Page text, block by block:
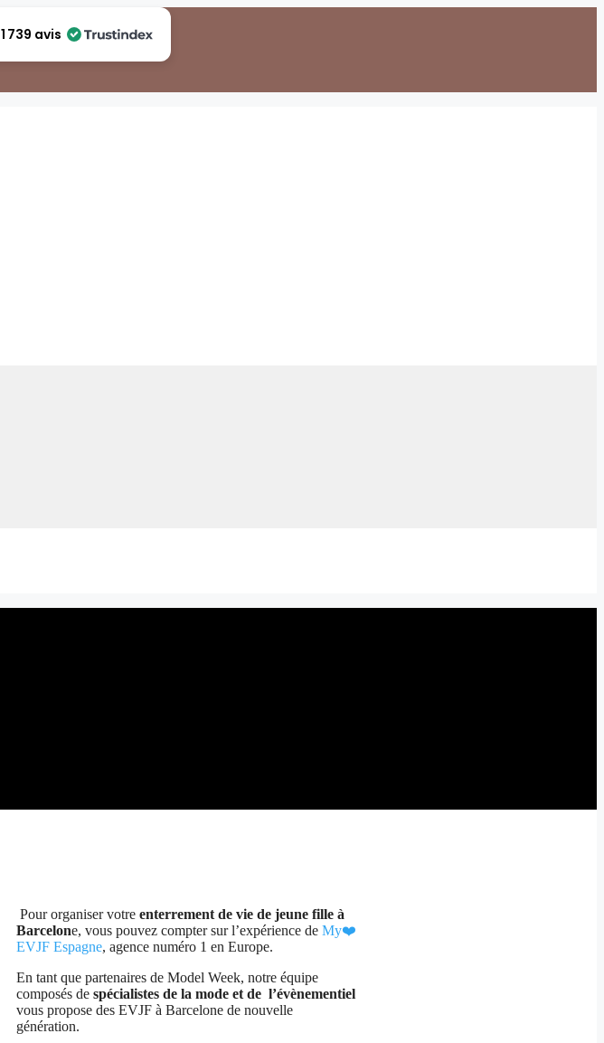
1 739 avis
Kevin D
Juillet 28, 2026
Pour organiser votre enterrement de vie de jeune fille à
Barcelone, vous pouvez compter sur l’expérience de My❤️
EVJF Espagne, agence numéro 1 en Europe.
En tant que partenaires de Model Week, notre équipe
composés de spécialistes de la mode et de l’évènementiel
vous propose des EVJF à Barcelone de nouvelle
génération.